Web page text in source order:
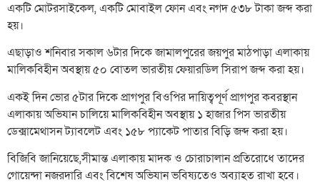
একটি মোটরসাইকেল, একটি মোবাইল ফোন এবং নগদ ৫৩৮ টাকা জব্দ করা
হয়।
এছাড়াও শনিবার সকাল ৬টার দিকে জামালপুরের জয়পুর মাঠপাড়া এলাকায়
মালিকবিহীন অবস্থায় ৫০ বোতল ভারতীয় ফেয়ারডিল সিরাপ জব্দ করা হয়।
একই দিন ভোর ৫টার দিকে প্রাগপুর বিওপির দায়িত্বপূর্ণ প্রাগপুর কবরস্থান
এলাকায় অভিযান চালিয়ে মালিকবিহীন অবস্থায় ১ হাজার পিস ভারতীয়
ডেক্সামেথাসন ট্যাবলেট এবং ১৫৮ প্যাকেট পাতার বিড়ি জব্দ করা হয়।
বিজিবি জানিয়েছে,সীমান্ত এলাকায় মাদক ও চোরাচালান প্রতিরোধে তাদের
গোয়েন্দা নজরদারি এবং বিশেষ অভিযান ভবিষ্যতেও অব্যাহত রাখা হবে।